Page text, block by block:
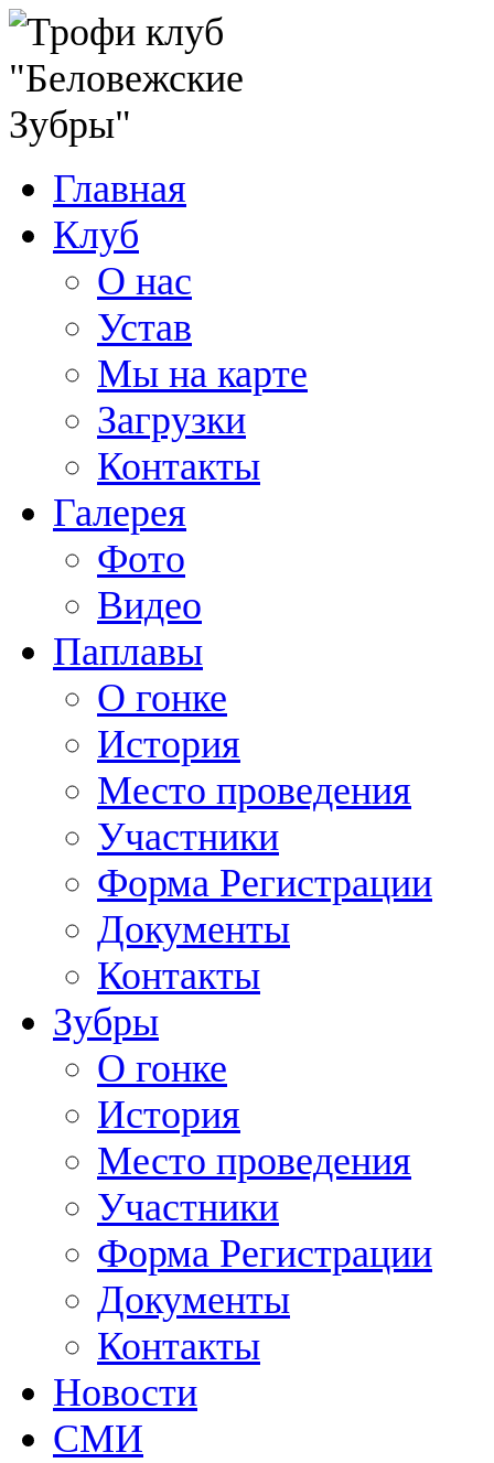
Главная
Клуб
О нас
Устав
Мы на карте
Загрузки
Контакты
Галерея
Фото
Видео
Паплавы
О гонке
История
Место проведения
Участники
Форма Регистрации
Документы
Контакты
Зубры
О гонке
История
Место проведения
Участники
Форма Регистрации
Документы
Контакты
Новости
СМИ